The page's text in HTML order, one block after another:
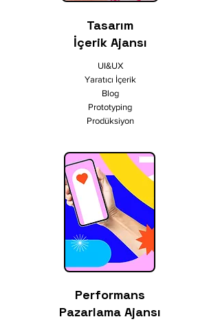
Tasarım
İçerik Ajansı
UI&UX
Yaratıcı İçerik
Blog
Prototyping
Prodüksiyon
Performans
Pazarlama Ajansı